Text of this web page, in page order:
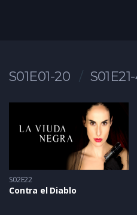
S01E01-20
S02E22
Contra el Diablo